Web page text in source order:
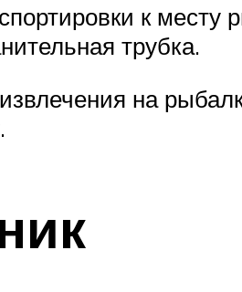
к месту
трубка.
на